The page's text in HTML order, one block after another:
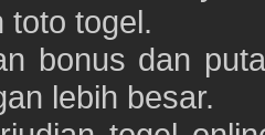
toto togel.
bonus dan
lebih besar.